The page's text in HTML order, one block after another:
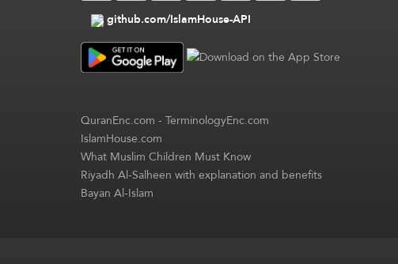
github.com/IslamHouse-API
QuranEnc.com-TerminologyEnc.com
IslamHouse.com
What Muslim Children Must Know
Riyadh Al-Salheen with explanation and benefits
Bayan Al-Islam